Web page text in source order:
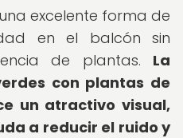
excelente forma de
en el balcón sin
de plantas. La
con plantas de
un atractivo visual,
a reducir el ruido y